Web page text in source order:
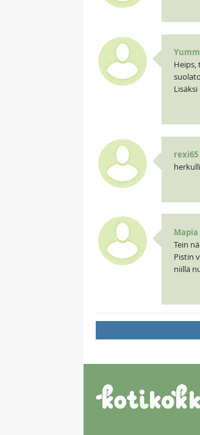
Heips,
rexi65
Mapia
Tein
Pistin
niillä